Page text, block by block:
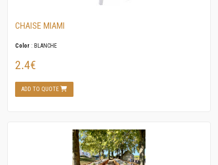
CHAISE MIAMI
Color : BLANCHE
2.4€
ADD TO QUOTE